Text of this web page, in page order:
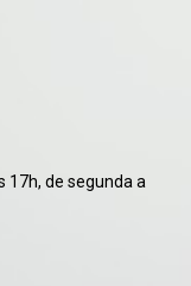
17h, de segunda a